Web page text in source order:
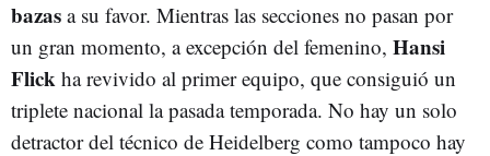
bazas a su favor. Mientras las secciones no pasan por
un gran momento, a excepción del femenino, Hansi
Flick ha revivido al primer equipo, que consiguió un
triplete nacional la pasada temporada. No hay un solo
detractor del técnico de Heidelberg como tampoco hay